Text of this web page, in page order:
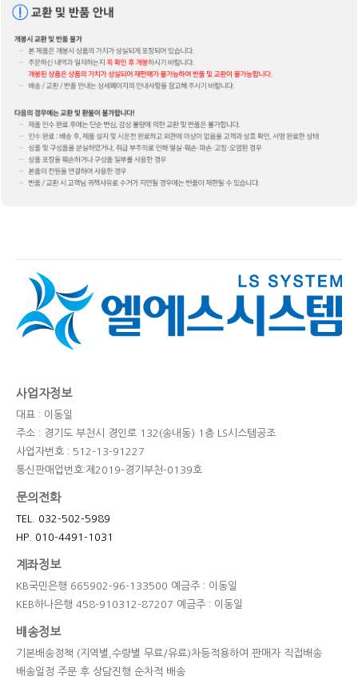
사업자정보
대표 : 이동일
주소 : 경기도 부천시 경인로 132(송내동) 1층 LS시스템공조
사업자번호 : 512-13-91227
통신판매업번호:제2019-경기부천-0139호
문의전화
TEL. 032-502-5989
HP. 010-4491-1031
계좌정보
KB국민은행 665902-96-133500 예금주 : 이동일
KEB하나은행 458-910312-87207 예금주 : 이동일
배송정보
기본배송정책 (지역별,수량별 무료/유료)차등적용하여 판매자 직접배송
배송일정 주문 후 상담진행 순차적 배송